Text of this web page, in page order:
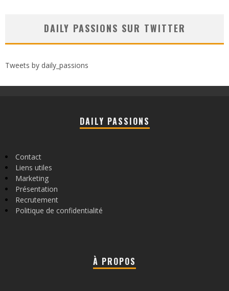
DAILY PASSIONS SUR TWITTER
Tweets by daily_passions
DAILY PASSIONS
Contact
Liens utiles
Marketing
Présentation
Recrutement
Politique de confidentialité
À PROPOS